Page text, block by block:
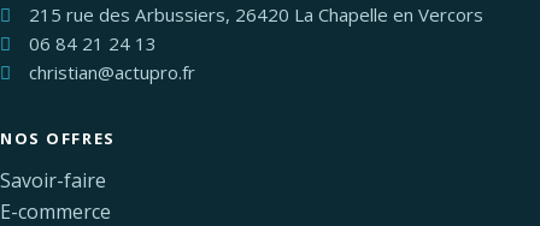
215 rue des Arbussiers, 26420 La Chapelle en Vercors
06 84 21 24 13
christian@actupro.fr
NOS OFFRES
Savoir-faire
E-commerce